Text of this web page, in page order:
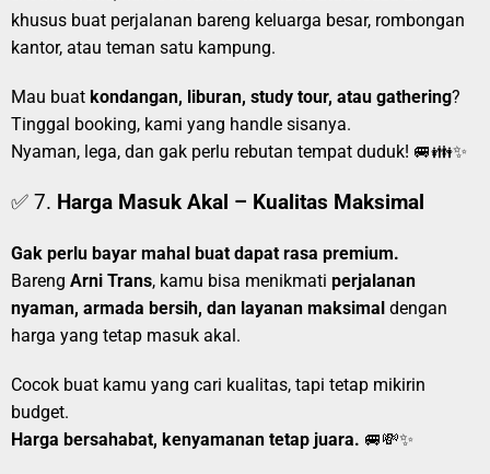
khusus buat perjalanan bareng keluarga besar, rombongan
kantor, atau teman satu kampung.
Mau buat kondangan, liburan, study tour, atau gathering?
Tinggal booking, kami yang handle sisanya.
Nyaman, lega, dan gak perlu rebutan tempat duduk! 🚐👪✨
✅ 7. Harga Masuk Akal – Kualitas Maksimal
Gak perlu bayar mahal buat dapat rasa premium.
Bareng Arni Trans, kamu bisa menikmati perjalanan
nyaman, armada bersih, dan layanan maksimal dengan
harga yang tetap masuk akal.
Cocok buat kamu yang cari kualitas, tapi tetap mikirin
budget.
Harga bersahabat, kenyamanan tetap juara. 🚐💸✨